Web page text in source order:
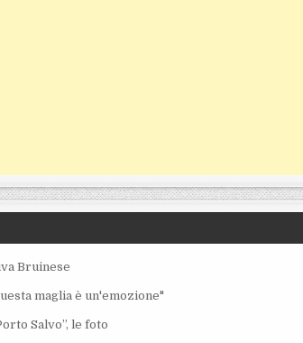
Bruinese
maglia è un'emozione"
Salvo”, le foto